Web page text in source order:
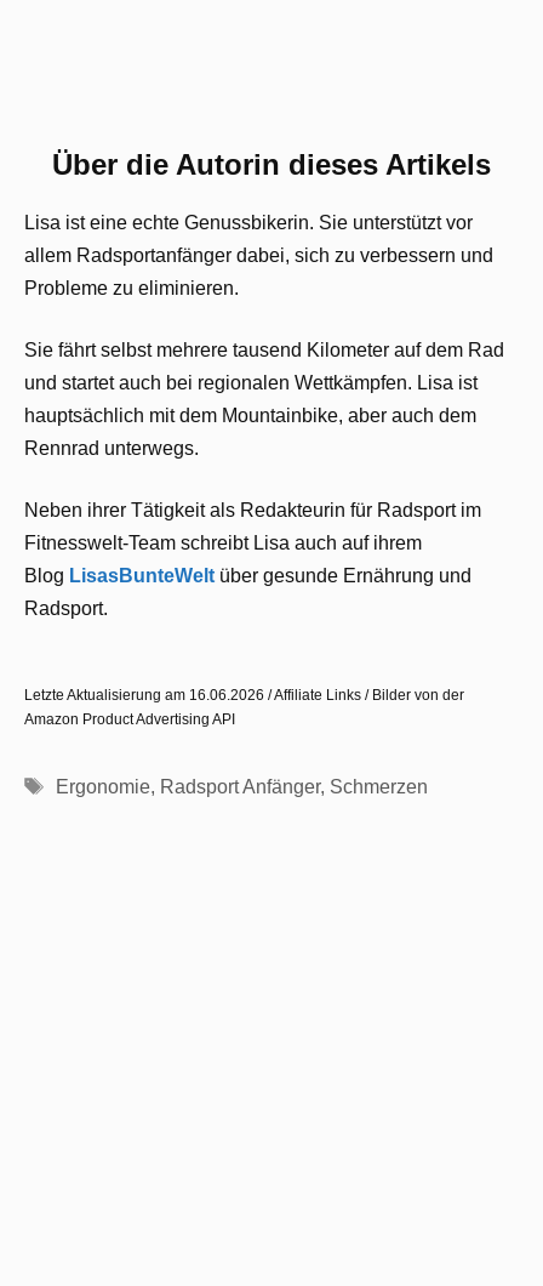
Über die Autorin dieses Artikels
Lisa ist eine echte Genussbikerin. Sie unterstützt vor
allem Radsportanfänger dabei, sich zu verbessern und
Probleme zu eliminieren.
Sie fährt selbst mehrere tausend Kilometer auf dem Rad
und startet auch bei regionalen Wettkämpfen. Lisa ist
hauptsächlich mit dem Mountainbike, aber auch dem
Rennrad unterwegs.
Neben ihrer Tätigkeit als Redakteurin für Radsport im
Fitnesswelt-Team schreibt Lisa auch auf ihrem
Blog LisasBunteWelt über gesunde Ernährung und
Radsport.
Letzte Aktualisierung am 16.06.2026 / Affiliate Links / Bilder von der
Amazon Product Advertising API
Schlagwörter
Ergonomie, Radsport Anfänger, Schmerzen